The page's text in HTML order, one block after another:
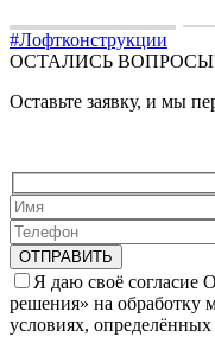
#Лофтконструкции
ОСТАЛИСЬ
Оставьте заявку, и мы
Я даю своё согласие
решения» на обработку
условиях, определённых